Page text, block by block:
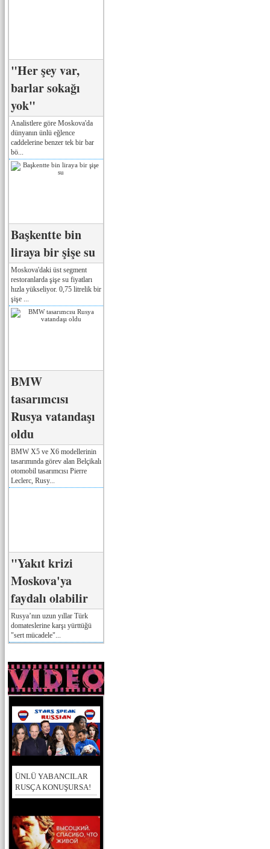
"Her şey var,
barlar sokağı
yok"
Analistlere göre Moskova'da
dünyanın ünlü eğlence
caddelerine benzer tek bir bar
bö...
Başkentte bin
liraya bir şişe su
Moskova'daki üst segment
restoranlarda şişe su fiyatları
hızla yükseliyor. 0,75 litrelik bir
şişe ...
BMW
tasarımcısı
Rusya vatandaşı
oldu
BMW X5 ve X6 modellerinin
tasarımında görev alan Belçikalı
otomobil tasarımcısı Pierre
Leclerc, Rusy...
"Yakıt krizi
Moskova'ya
faydalı olabilir
Rusya’nın uzun yıllar Türk
domateslerine karşı yürttüğü
"sert mücadele"...
ÜNLÜ YABANCILAR
RUSÇA KONUŞURSA!